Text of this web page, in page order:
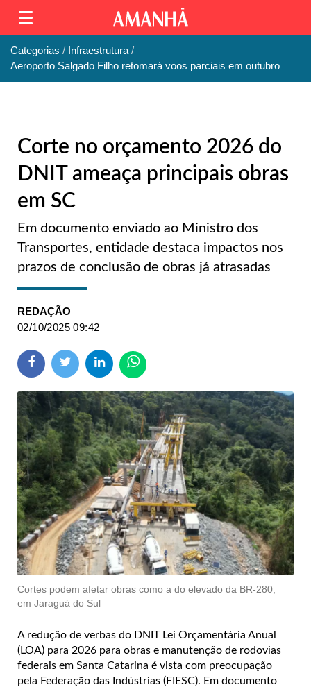
Categorias
Infraestrutura
Aeroporto Salgado Filho retomará voos parciais em outubro
Corte no orçamento 2026 do
DNIT ameaça principais obras
em SC
Em documento enviado ao Ministro dos
Transportes, entidade destaca impactos nos
prazos de conclusão de obras já atrasadas
REDAÇÃO
02/10/2025 09:42
Cortes podem afetar obras como a do elevado da BR-280,
em Jaraguá do Sul
A redução de verbas do DNIT Lei Orçamentária Anual
(LOA) para 2026 para obras e manutenção de rodovias
federais em Santa Catarina é vista com preocupação
pela Federação das Indústrias (FIESC). Em documento